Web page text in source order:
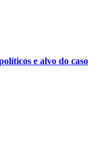
e alvo do caso